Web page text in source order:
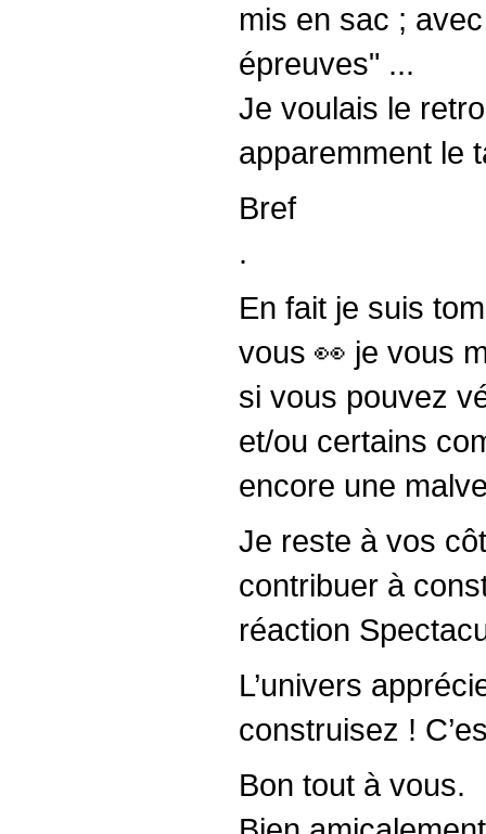
mis en sac ;
épreuves" ...
Je voulais le
apparemment le
Bref
.
En fait je suis
vous 👀 je vous
si vous pouvez
et/ou certains
encore une
Je reste à vos
contribuer à
réaction
L’univers
construisez !
Bon tout à vous.